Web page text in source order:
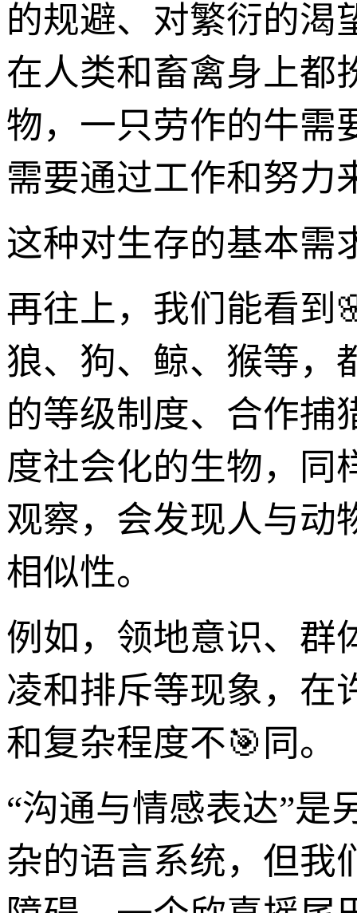
的规避、对繁衍的渴
在人类和畜禽身上都
物，一只劳作的牛需
需要通过工作和努力
这种对生存的基本需
再往上，我们能看到
狼、狗、鲸、猴等，
的等级制度、合作捕
度社会化的生物，同
观察，会发现人与动
相似性。
例如，领地意识、群
凌和排斥等现象，在
和复杂程度不🎯同。
“沟通与情感表达”是
杂的语言系统，但我